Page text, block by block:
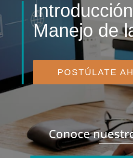
Manejo de
POSTÚLATE
Conoce